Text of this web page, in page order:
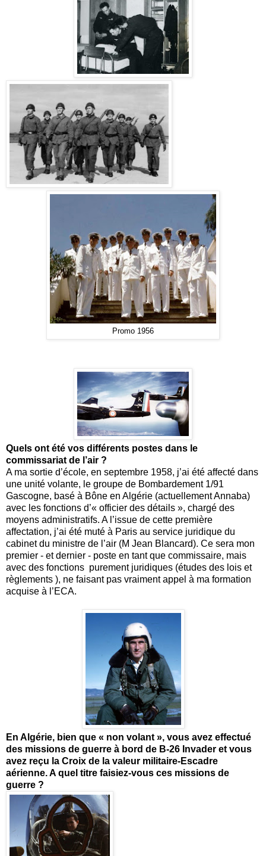
Promo 1956
Quels ont été vos différents postes dans le
commissariat de l’air ?
A ma sortie d’école, en septembre 1958, j’ai été affecté dans
une unité volante, le groupe de Bombardement 1/91
Gascogne, basé à Bône en Algérie (actuellement Annaba)
avec les fonctions d’« officier des détails », chargé des
moyens administratifs. A l’issue de cette première
affectation, j’ai été muté à Paris au service juridique du
cabinet du ministre de l’air (M Jean Blancard). Ce sera mon
premier - et dernier - poste en tant que commissaire, mais
avec des fonctions purement juridiques (études des lois et
règlements ), ne faisant pas vraiment appel à ma formation
acquise à l’ECA.
En Algérie, bien que « non volant », vous avez effectué
des missions de guerre à bord de B-26 Invader et vous
avez reçu la Croix de la valeur militaire-Escadre
aérienne. A quel titre faisiez-vous ces missions de
guerre ?